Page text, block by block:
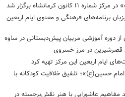
کرمانشاه برگزار شد
میزبان برنامه‌های فرهنگی و معنوی ایام اربعین
از دوره آموزشی مربیان پیش‌دبستانی در ساوه
قصرشیرین در مرز خسروی
ایام اربعین این مرکز تهیه کرد
حسین(ع)»؛ تلفیق خلاقیت کودکانه با
مفاهیم عاشورایی با هنر نقش‌برجسته در